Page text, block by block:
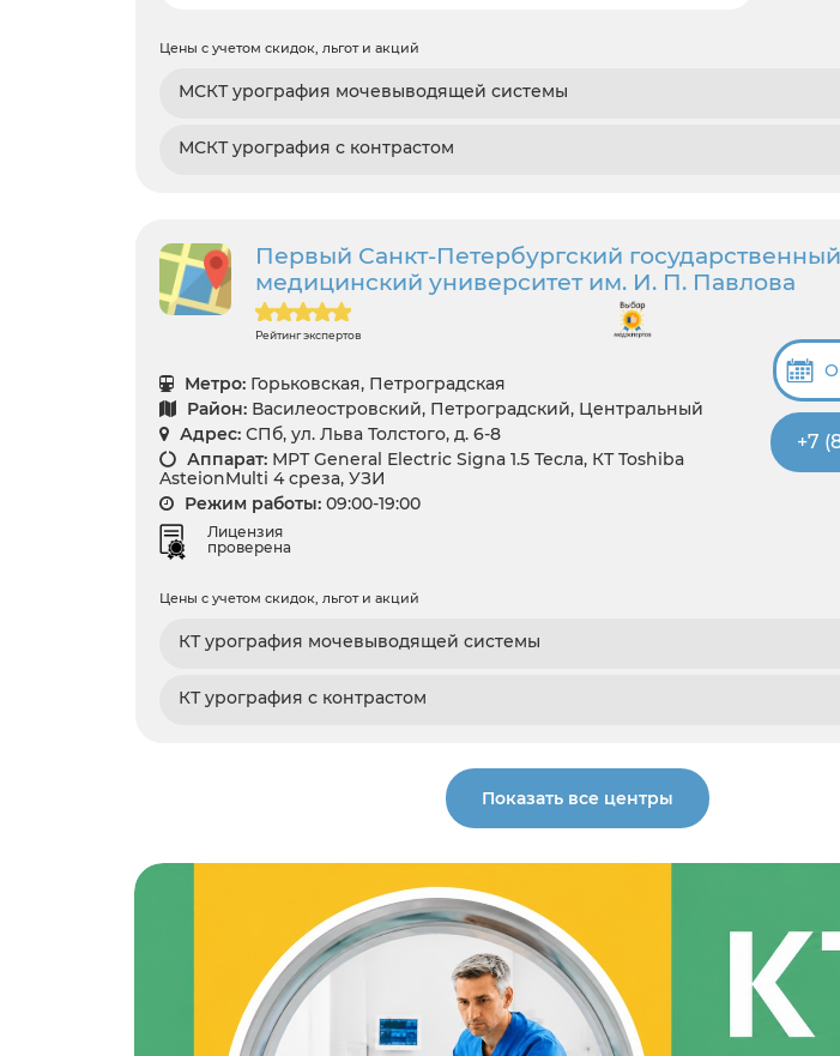
Цены с учетом скидок, льгот и акций
МСКТ урография мочевыводящей системы
МСКТ урография с контрастом
Первый Санкт-Петербургский государственный
медицинский университет им. И. П. Павлова
Рейтинг экспертов
Метро: Горьковская, Петроградская
Район: Василеостровский, Петроградский, Центральный
Адрес: СПб, ул. Льва Толстого, д. 6-8
Аппарат: МРТ General Electric Signa 1.5 Тесла, КТ Toshiba
AsteionMulti 4 среза, УЗИ
Режим работы: 09:00-19:00
Лицензия
проверена
+7
Цены с учетом скидок, льгот и акций
КТ урография мочевыводящей системы
КТ урография с контрастом
Показать все центры